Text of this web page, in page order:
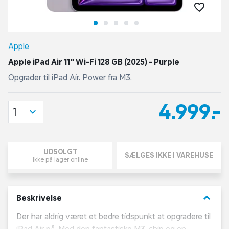
Apple
Apple iPad Air 11" Wi-Fi 128 GB (2025) - Purple
Opgrader til iPad Air. Power fra M3.
4.999,-
1
UDSOLGT
Ikke på lager online SÆLGES IKKE I VAREHUSE
Beskrivelse keyboard_arrow_down
Der har aldrig været et bedre tidspunkt at opgradere til